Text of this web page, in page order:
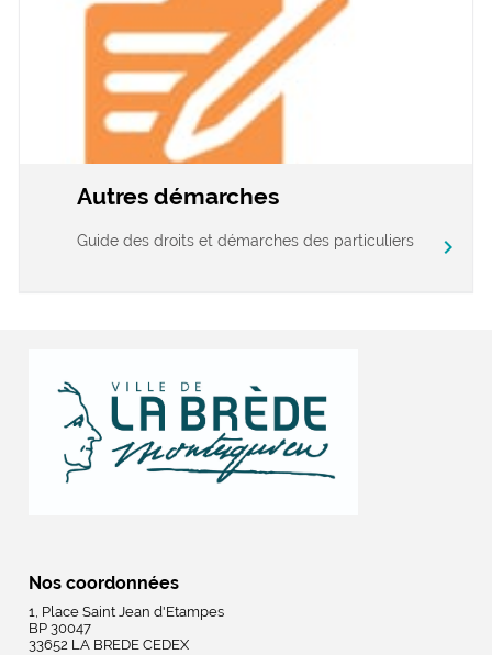
Autres démarches
Guide des droits et démarches des particuliers chevron_right
Nos coordonnées
1, Place Saint Jean d'Etampes
BP 30047
33652 LA BREDE CEDEX